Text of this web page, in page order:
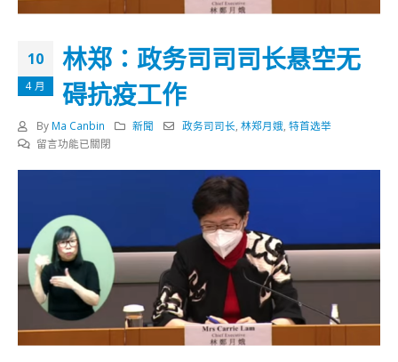
10
4 月
林郑：政务司司司长悬空无
碍抗疫工作
By Ma Canbin 新聞 政务司司长 ,林郑月娥 ,特首选举
在
司
司
长
悬
留言功能已關閉